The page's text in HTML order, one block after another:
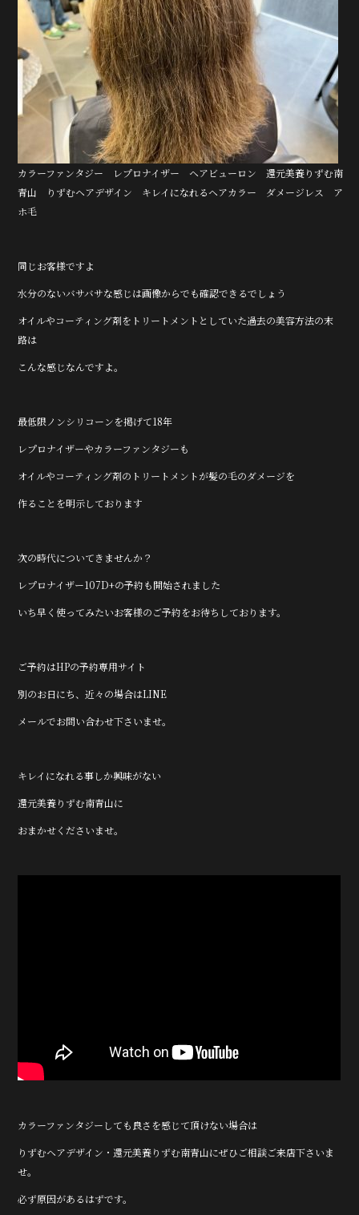
カラーファンタジー レプロナイザー ヘアビューロン 還元美養りずむ南
青山 りずむヘアデザイン キレイになれるヘアカラー ダメージレス ア
ホ毛
同じお客様ですよ
水分のないバサバサな感じは画像からでも確認できるでしょう
オイルやコーティング剤をトリートメントとしていた過去の美容方法の末
路は
こんな感じなんですよ。
最低限ノンシリコーンを掲げて18年
レプロナイザーやカラーファンタジーも
オイルやコーティング剤のトリートメントが髪の毛のダメージを
作ることを明示しております
次の時代についてきませんか？
レプロナイザー107D+の予約も開始されました
いち早く使ってみたいお客様のご予約をお待ちしております。
ご予約はHPの予約専用サイト
別のお日にち、近々の場合はLINE
メールでお問い合わせ下さいませ。
キレイになれる事しか興味がない
還元美養りずむ南青山に
おまかせくださいませ。
カラーファンタジーしても良さを感じて頂けない場合は
りずむヘアデザイン・還元美養りずむ南青山にぜひご相談ご来店下さいま
せ。
必ず原因があるはずです。